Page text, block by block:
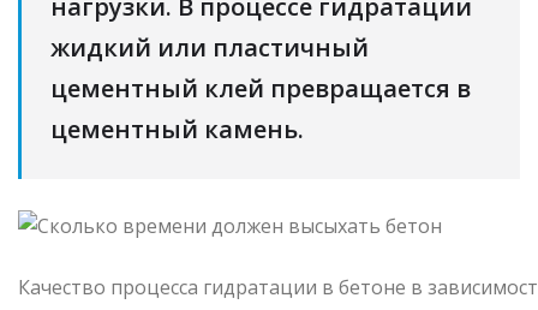
нагрузки. В процессе гидратации
жидкий или пластичный
цементный клей превращается в
цементный камень.
Качество процесса гидратации в бетоне в